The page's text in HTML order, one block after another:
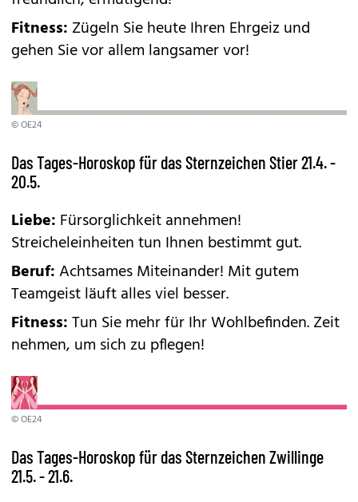
Fitness: Zügeln Sie heute Ihren Ehrgeiz und
gehen Sie vor allem langsamer vor!
© OE24
Das Tages-Horoskop für das Sternzeichen Stier 21.4. -
20.5.
Liebe: Fürsorglichkeit annehmen!
Streicheleinheiten tun Ihnen bestimmt gut.
Beruf:Achtsames Miteinander! Mit gutem
Teamgeist läuft alles viel besser.
Fitness:Tun Sie mehr für Ihr Wohlbefinden. Zeit
nehmen, um sich zu pflegen!
© OE24
Das Tages-Horoskop für das Sternzeichen Zwillinge
21.5. - 21.6.